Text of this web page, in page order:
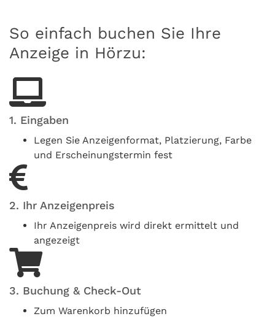
So einfach buchen Sie Ihre
Anzeige in Hörzu:
1. Eingaben
Legen Sie Anzeigenformat, Platzierung, Farbe
und Erscheinungstermin fest
2. Ihr Anzeigenpreis
Ihr Anzeigenpreis wird direkt ermittelt und
angezeigt
3. Buchung & Check-Out
Zum Warenkorb hinzufügen